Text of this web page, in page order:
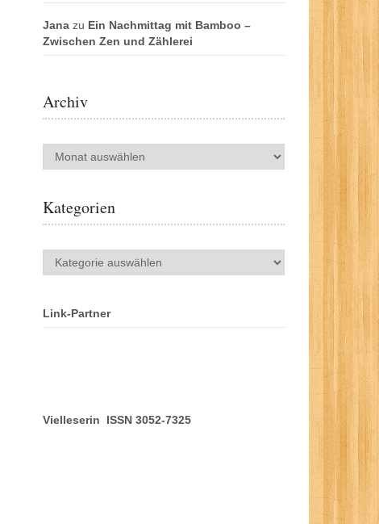
Jana zu Ein Nachmittag mit Bamboo –
Zwischen Zen und Zählerei
Archiv
Archiv
Kategorien
Kategorien
Link-Partner
Vielleserin ISSN 3052-7325